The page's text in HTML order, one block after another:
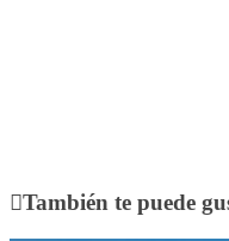
También te puede